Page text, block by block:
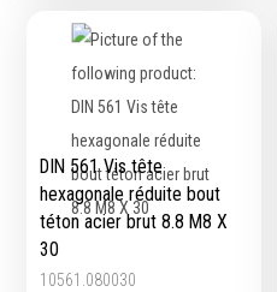
DIN 561 Vis tête
hexagonale réduite bout
téton acier brut 8.8 M8 X
30
10561.080030